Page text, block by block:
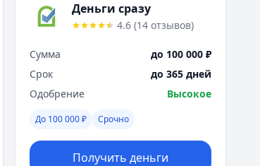
Деньги сразу
4.6 (14 отзывов)
Сумма
до 100 000 ₽
Срок
до 365 дней
Одобрение
Высокое
До 100 000 ₽ Срочно
Получить деньги